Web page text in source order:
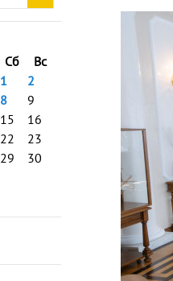
Сб
Вс
1
2
8
9
15
16
22
23
29
30